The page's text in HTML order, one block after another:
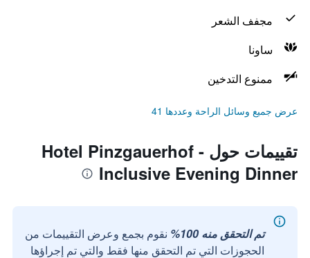
مجفف الشعر
ساونا
ممنوع التدخين
عرض جميع وسائل الراحة وعددها 41
تقييمات حول Hotel Pinzgauerhof -
Inclusive Evening Dinner
تم التحقق منه 100%
نقوم بجمع وعرض التقييمات من
الحجوزات التي تم التحقق منها فقط والتي تم إجراؤها